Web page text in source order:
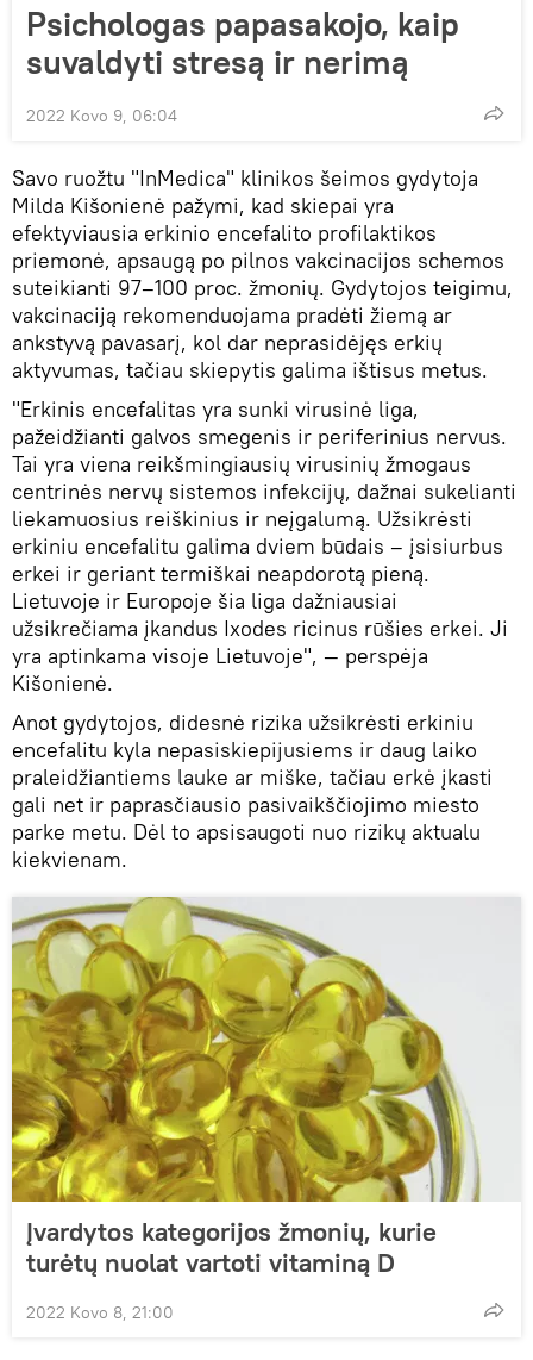
Psichologas papasakojo, kaip
suvaldyti stresą ir nerimą
2022 Kovo 9, 06:04
Savo ruožtu "InMedica" klinikos šeimos gydytoja
Milda Kišonienė pažymi, kad skiepai yra
efektyviausia erkinio encefalito profilaktikos
priemonė, apsaugą po pilnos vakcinacijos schemos
suteikianti 97–100 proc. žmonių. Gydytojos teigimu,
vakcinaciją rekomenduojama pradėti žiemą ar
ankstyvą pavasarį, kol dar neprasidėjęs erkių
aktyvumas, tačiau skiepytis galima ištisus metus.
"Erkinis encefalitas yra sunki virusinė liga,
pažeidžianti galvos smegenis ir periferinius nervus.
Tai yra viena reikšmingiausių virusinių žmogaus
centrinės nervų sistemos infekcijų, dažnai sukelianti
liekamuosius reiškinius ir neįgalumą. Užsikrėsti
erkiniu encefalitu galima dviem būdais – įsisiurbus
erkei ir geriant termiškai neapdorotą pieną.
Lietuvoje ir Europoje šia liga dažniausiai
užsikrečiama įkandus Ixodes ricinus rūšies erkei. Ji
yra aptinkama visoje Lietuvoje", — perspėja
Kišonienė.
Anot gydytojos, didesnė rizika užsikrėsti erkiniu
encefalitu kyla nepasiskiepijusiems ir daug laiko
praleidžiantiems lauke ar miške, tačiau erkė įkasti
gali net ir paprasčiausio pasivaikščiojimo miesto
parke metu. Dėl to apsisaugoti nuo rizikų aktualu
kiekvienam.
Įvardytos kategorijos žmonių, kurie
turėtų nuolat vartoti vitaminą D
2022 Kovo 8, 21:00